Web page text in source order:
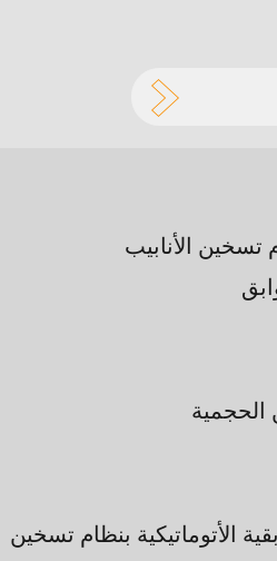
تسخين الأنابيب
الحجمية
الأتوماتيكية بنظام تسخين